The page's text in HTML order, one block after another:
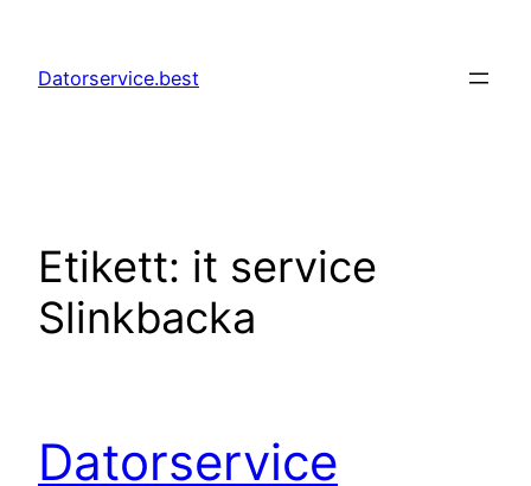
innehåll
Datorservice.best
Etikett: it service
Slinkbacka
Datorservice